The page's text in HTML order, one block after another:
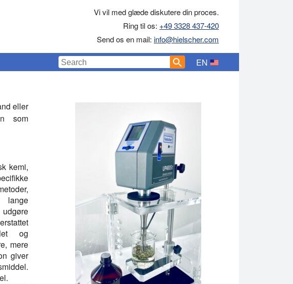
Vi vil med glæde diskutere din proces.
Ring til os: +49 3328 437-420
Send os en mail: info@hielscher.com
EN
eller
som
kemi,
lange
og
mere
giver